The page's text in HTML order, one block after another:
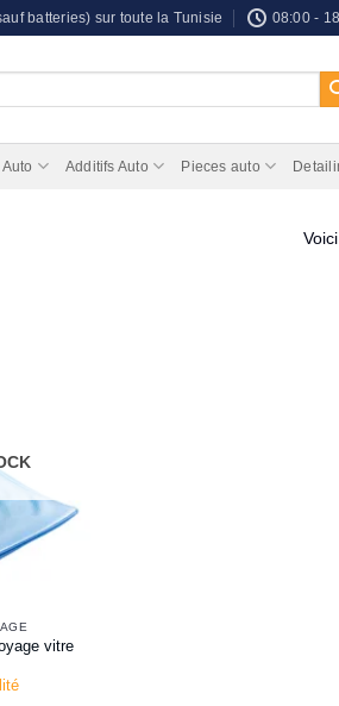
batteries) sur toute la Tunisie 08:00 -
Auto Additifs Auto Pieces auto
vitre